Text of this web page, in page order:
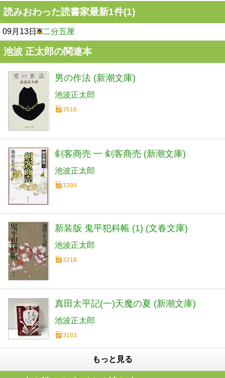
読みおわった読書家最新1件(1)
09月13日 二分五厘
池波 正太郎の関連本
男の作法 (新潮文庫)
池波正太郎
3510
剣客商売 一 剣客商売 (新潮文庫)
池波正太郎
3390
新装版 鬼平犯科帳 (1) (文春文庫)
池波正太郎
3218
真田太平記(一)天魔の夏 (新潮文庫)
池波正太郎
3103
もっと見る